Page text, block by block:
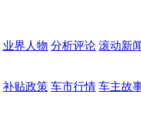
业界人物 分析评论 滚动新
补贴政策 车市行情 车主故